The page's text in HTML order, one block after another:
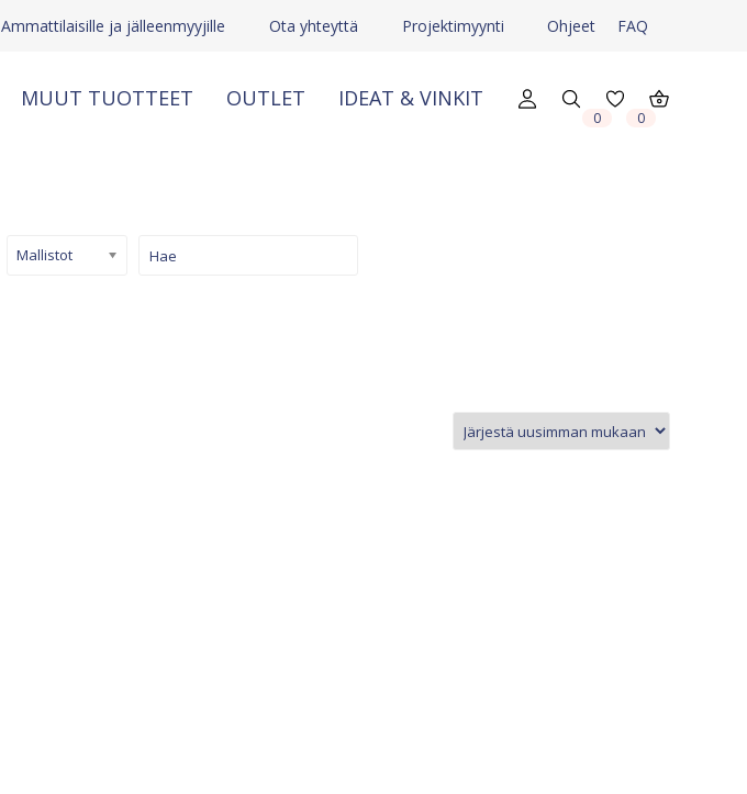
Ammattilaisille ja jälleenmyyjille Ota yhteyttä Projektimyynti Ohjeet FAQ
MUUT TUOTTEET OUTLET IDEAT & VINKIT
0 0
Mallistot